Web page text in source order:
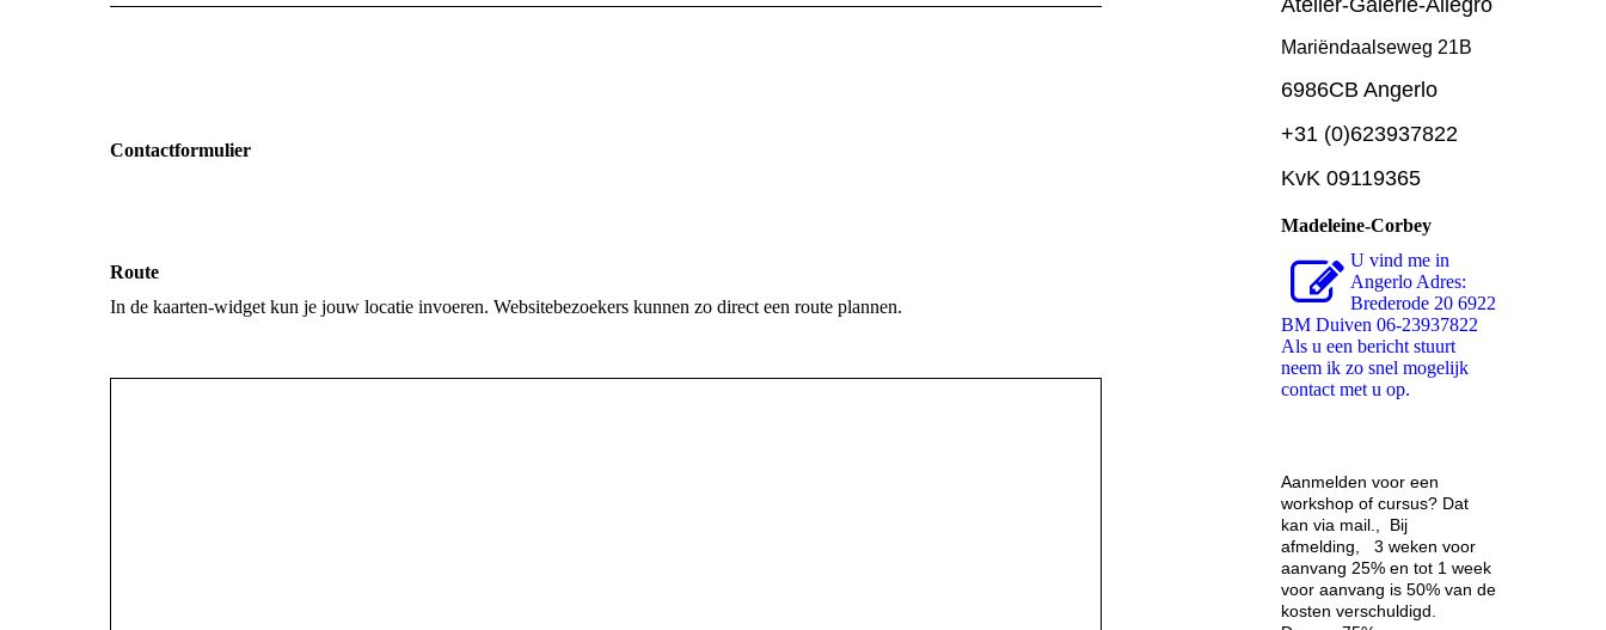
Contactformulier
Route
In de kaarten-widget kun je jouw locatie invoeren. Websitebezoekers kunnen zo direct een route plannen.
Atelier-Galerie-Allegro
Mariëndaalseweg 21B
6986CB Angerlo
+31 (0)623937822
KvK 09119365
Madeleine-Corbey
U vind me in
Angerlo Adres:
Brederode 20 6922
BM Duiven 06-23937822
Als u een bericht stuurt
neem ik zo snel mogelijk
contact met u op.
Aanmelden voor een
workshop of cursus? Dat
kan via mail., Bij
afmelding, 3 weken voor
aanvang 25% en tot 1 week
voor aanvang is 50% van de
kosten verschuldigd.